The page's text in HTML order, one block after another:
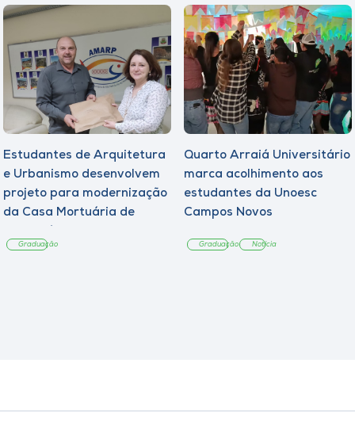
Estudantes de Arquitetura
e Urbanismo desenvolvem
projeto para modernização
da Casa Mortuária de
Graduação
Quarto Arraiá Universitário
marca acolhimento aos
estudantes da Unoesc
Campos Novos
Graduação Notícia